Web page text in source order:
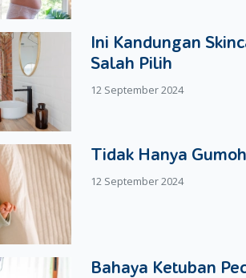
Ini Kandungan
Salah Pilih
12 September 2024
Tidak Hanya
12 September 2024
Bahaya Ketuban